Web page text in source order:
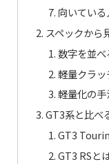
向いてい
スペックから
数字を並べ
軽量クラ
軽量化の
GT3系と比べ
GT3
GT3 RSと